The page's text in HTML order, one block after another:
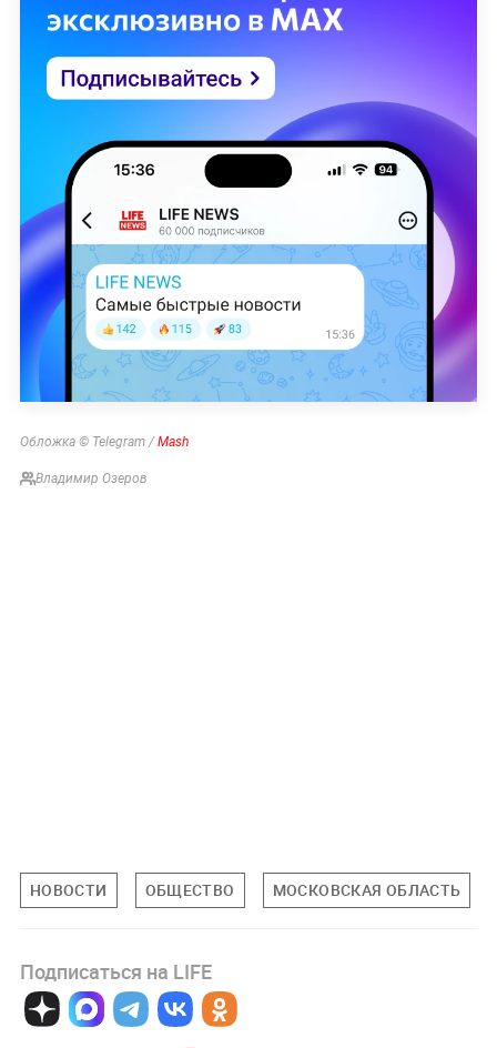
Обложка © Telegram / Mash
Владимир Озеров
НОВОСТИ ОБЩЕСТВО МОСКОВСКАЯ ОБЛАСТЬ
Подписаться на LIFE